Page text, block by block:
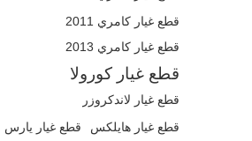
قطع غيار كامري 2011
قطع غيار كامري 2013
قطع غيار كورولا
قطع غيار لاندكروزر
قطع غيار هايلكس قطع غيار يارس